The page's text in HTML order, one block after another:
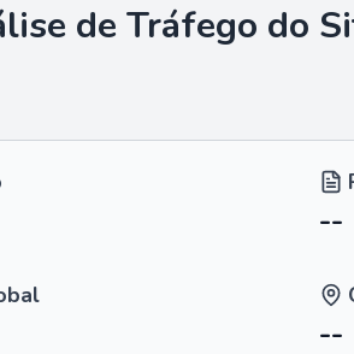
de Tráfego do
--
--